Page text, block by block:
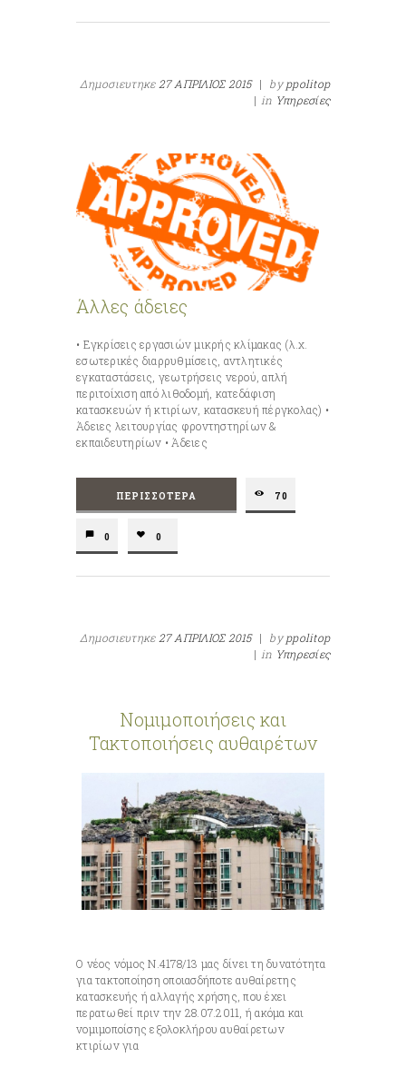
Δημοσιευτηκε 27 ΑΠΡΙΛΙΟΣ 2015 | byppolitop
| in Υπηρεσίες
Άλλες άδειες
• Εγκρίσεις εργασιών μικρής κλίμακας (λ.χ.
εσωτερικές διαρρυθμίσεις, αντλητικές
εγκαταστάσεις, γεωτρήσεις νερού, απλή
περιτοίχιση από λιθοδομή, κατεδάφιση
κατασκευών ή κτιρίων, κατασκευή πέργκολας) •
Άδειες λειτουργίας φροντηστηρίων &
εκπαιδευτηρίων • Άδειες
ΠΕΡΙΣΣΌΤΕΡΑ 70
0 0
Δημοσιευτηκε 27 ΑΠΡΙΛΙΟΣ 2015 | byppolitop
| in Υπηρεσίες
Νομιμοποιήσεις και
Τακτοποιήσεις αυθαιρέτων
Ο νέος νόμος Ν.4178/13 μας δίνει τη δυνατότητα
για τακτοποίηση οποιασδήποτε αυθαίρετης
κατασκευής ή αλλαγής χρήσης, που έχει
περατωθεί πριν την 28.07.2011, ή ακόμα και
νομιμοποίσης εξολοκλήρου αυθαίρετων
κτιρίων για